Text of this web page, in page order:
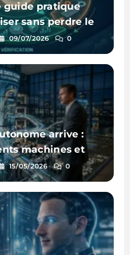
guide pratique
sans perdre le
son budget
09/07/2026 0
arrive :
machines et
friction
15/05/2026 0